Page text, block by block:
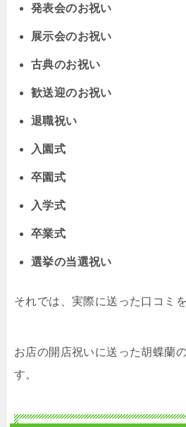
発表会のお祝い
展示会のお祝い
古典のお祝い
歓送迎のお祝い
退職祝い
入園式
卒園式
入学式
卒業式
選挙の当選祝い
それでは、 実際に送った口コミ
お店の開店祝いに送った胡蝶蘭
す。